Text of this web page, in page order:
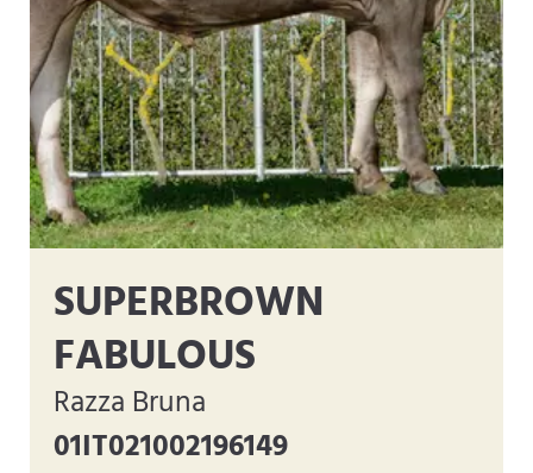
SUPERBROWN
FABULOUS
Razza Bruna
01IT021002196149